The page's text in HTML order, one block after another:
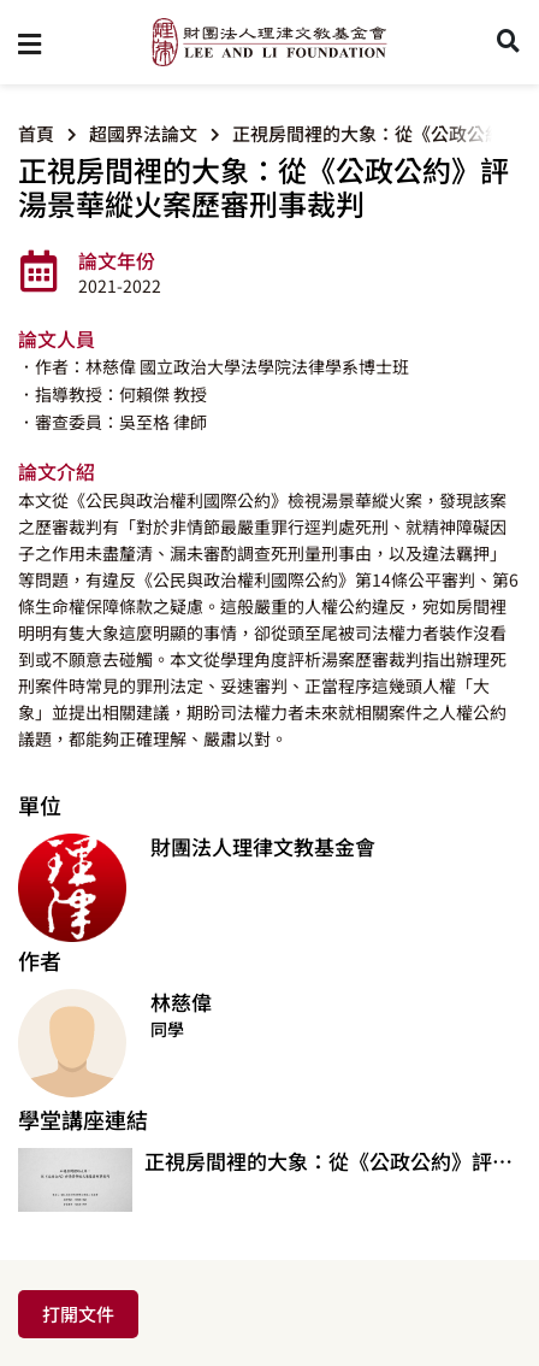
首頁 超國界法論文 正視房間裡的大象：從《公政公約》
正視房間裡的大象：從《公政公約》評
湯景華縱火案歷審刑事裁判
論文年份
2021-2022
論文人員
．作者：林慈偉 國立政治大學法學院法律學系博士班
．指導教授：何賴傑 教授
．審查委員：吳至格 律師
論文介紹
本文從《公民與政治權利國際公約》檢視湯景華縱火案，發現該案
之歷審裁判有「對於非情節最嚴重罪行逕判處死刑、就精神障礙因
子之作用未盡釐清、漏未審酌調查死刑量刑事由，以及違法羈押」
等問題，有違反《公民與政治權利國際公約》第14條公平審判、第6
條生命權保障條款之疑慮。這般嚴重的人權公約違反，宛如房間裡
明明有隻大象這麼明顯的事情，卻從頭至尾被司法權力者裝作沒看
到或不願意去碰觸。本文從學理角度評析湯案歷審裁判指出辦理死
刑案件時常見的罪刑法定、妥速審判、正當程序這幾頭人權「大
象」並提出相關建議，期盼司法權力者未來就相關案件之人權公約
議題，都能夠正確理解、嚴肅以對。
單位
財團法人理律文教基金會
作者
林慈偉
同學
學堂講座連結
正視房間裡的大象：從《公政公約》評湯景華縱火案歷審刑事裁判
打開文件